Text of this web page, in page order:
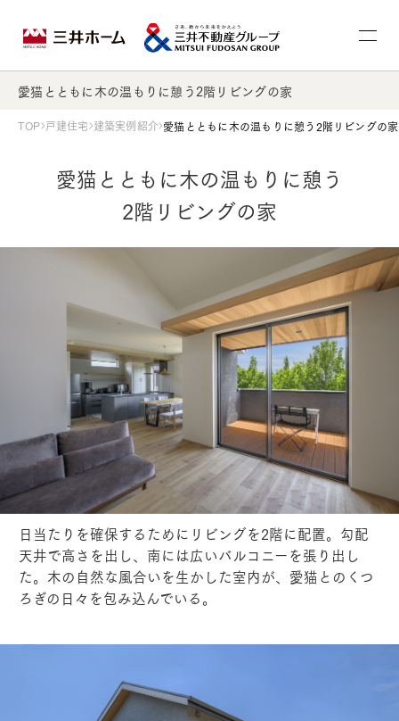
愛猫とともに木の温もりに憩う2階リビングの家
TOP 戸建住宅 建築実例紹介 愛猫とともに木の温もりに憩う2階リビングの家
愛猫とともに木の温もりに憩う
2階リビングの家
日当たりを確保するためにリビングを2階に配置。勾配
天井で高さを出し、南には広いバルコニーを張り出し
た。木の自然な風合いを生かした室内が、愛猫とのくつ
ろぎの日々を包み込んでいる。